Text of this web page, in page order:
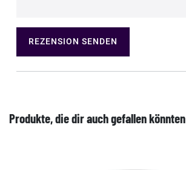
REZENSION SENDEN
Produkte, die dir auch gefallen könnten